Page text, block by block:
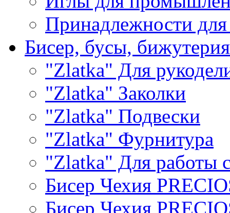
Принадлежности
Бисер, бусы, бижутерия
"Zlatka" Для
"Zlatka" Заколки
"Zlatka" Подвески
"Zlatka" Фурнитура
"Zlatka" Для работы
Бисер Чехия
Бисер Чехия